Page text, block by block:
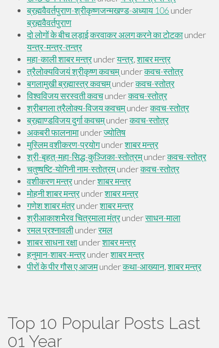
Top 10 Popular Posts Last
01 Year